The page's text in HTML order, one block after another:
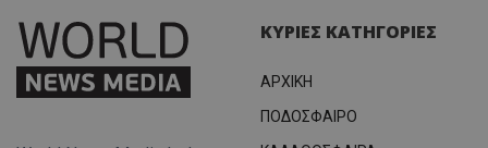
ΚΥΡΙΕΣ ΚΑΤΗΓΟΡΙΕΣ
ΑΡΧΙΚΗ
ΠΟΔΟΣΦΑΙΡΟ